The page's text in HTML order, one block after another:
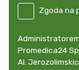
wycofania
dowolnym
momencie
udzielonej
DE
przedstawianie
Zgoda na
Administrator
danych
osobowych
Promedica24
Al.